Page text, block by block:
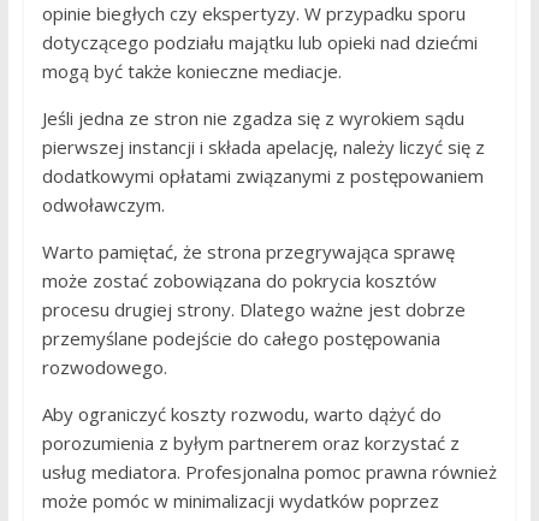
opinie biegłych czy ekspertyzy. W przypadku sporu
dotyczącego podziału majątku lub opieki nad dziećmi
mogą być także konieczne mediacje.
Jeśli jedna ze stron nie zgadza się z wyrokiem sądu
pierwszej instancji i składa apelację, należy liczyć się z
dodatkowymi opłatami związanymi z postępowaniem
odwoławczym.
Warto pamiętać, że strona przegrywająca sprawę
może zostać zobowiązana do pokrycia kosztów
procesu drugiej strony. Dlatego ważne jest dobrze
przemyślane podejście do całego postępowania
rozwodowego.
Aby ograniczyć koszty rozwodu, warto dążyć do
porozumienia z byłym partnerem oraz korzystać z
usług mediatora. Profesjonalna pomoc prawna również
może pomóc w minimalizacji wydatków poprzez